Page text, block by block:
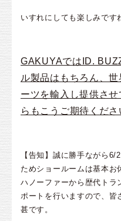
いすれにしても楽しみです
GAKUYAではID.
ル製品はもちろん、
ーツを輸入し提供さ
らもこうご期待くださ
【告知】誠に勝手ながら
ためショールームは基本お
ハノーファーから歴代トラ
ポートを行いますので、皆
甚です。